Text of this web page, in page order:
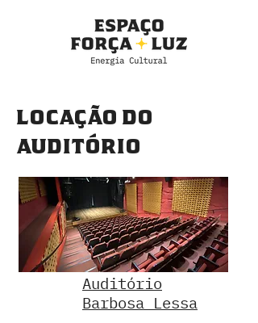
locação do
auditório
Auditório
Barbosa Lessa